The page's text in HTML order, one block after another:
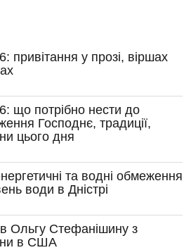
привітання у прозі, віршах
що потрібно нести до
Господнє, традиції,
цього дня
та водні обмеження
води в Дністрі
Ольгу Стефанішину з
в США